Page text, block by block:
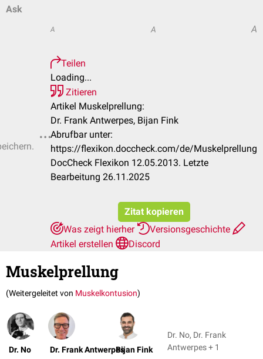
Ask
A A A
Teilen
Loading...
Zitieren
Artikel Muskelprellung:
Dr. Frank Antwerpes, Bijan Fink
Abrufbar unter:
https://flexikon.doccheck.com/de/Muskelprellung
DocCheck Flexikon 12.05.2013. Letzte
Bearbeitung 26.11.2025
Zitat kopieren
Was zeigt hierher
Versionsgeschichte
Artikel erstellen
Discord
Muskelprellung
(Weitergeleitet von Muskelkontusion)
Dr. No Dr. Frank AntwerpesBijan Fink
Dr. No, Dr. Frank
Antwerpes + 1